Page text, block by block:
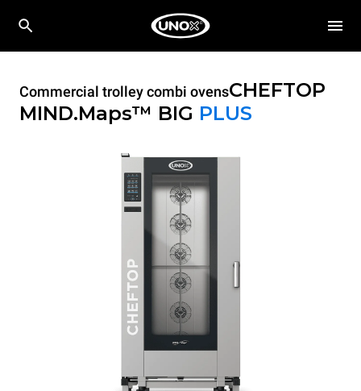
Commercial trolley combi ovensCHEFTOP
MIND.Maps™ BIG PLUS